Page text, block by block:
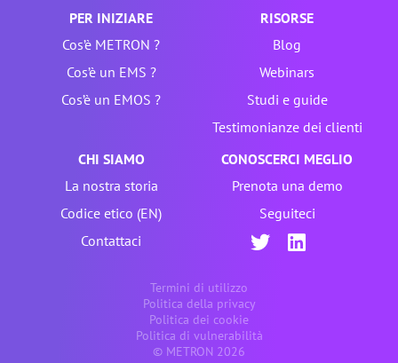
PER INIZIARE
Cos’è METRON ?
Cos’è un EMS ?
Cos’è un EMOS ?
RISORSE
Blog
Webinars
Studi e guide
Testimonianze dei clienti
CHI SIAMO
La nostra storia
Codice etico (EN)
Contattaci
CONOSCERCI MEGLIO
Prenota una demo
Seguiteci
Termini di utilizzo
Politica della privacy
Politica dei cookie
Politica di vulnerabilità
© METRON 2026